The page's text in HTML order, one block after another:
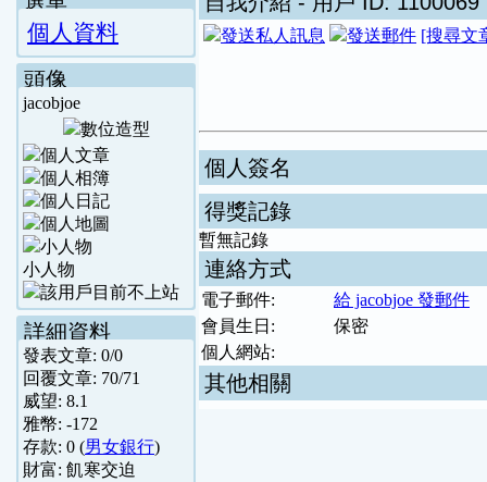
個人資料
頭像
jacobjoe
小人物
詳細資料
發表文章: 0/0
回覆文章: 70/71
威望: 8.1
雅幣: -172
存款: 0 (男女銀行)
財富: 飢寒交迫
[搜尋文
個人簽名
得獎記錄
暫無記錄
連絡方式
電子郵件:
給 jacobjoe 發郵件
會員生日:
保密
個人網站:
其他相關